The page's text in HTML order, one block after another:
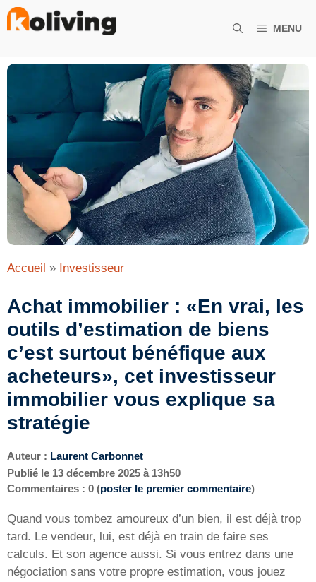
Aller
MENU
Accueil » Investisseur
Achat immobilier : «En vrai, les
outils d’estimation de biens
c’est surtout bénéfique aux
acheteurs», cet investisseur
immobilier vous explique sa
stratégie
Auteur : Laurent Carbonnet
Publié le 13 décembre 2025 à 13h50
Commentaires : 0 (poster le premier commentaire)
Quand vous tombez amoureux d’un bien, il est déjà trop
tard. Le vendeur, lui, est déjà en train de faire ses
calculs. Et son agence aussi. Si vous entrez dans une
négociation sans votre propre estimation, vous jouez